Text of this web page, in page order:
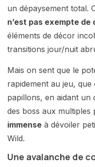
un dépaysement total.
n’est pas exempte de
éléments de décor
transitions jour/nuit
Mais on sent que le
rapidement au jeu,
papillons, en aidant
des boss aux multiples
immense à dévoiler
Wild.
Une avalanche de